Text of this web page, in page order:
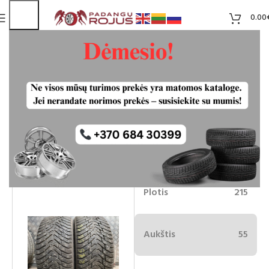
0.00
Nokian Hakapelliita 8 dygliuotos
padangos 215/55R16
45.00€ Liko 2
Plotis 215
Aukštis 55